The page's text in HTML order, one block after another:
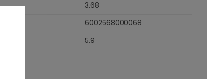
3.68
6002668000068
5.9